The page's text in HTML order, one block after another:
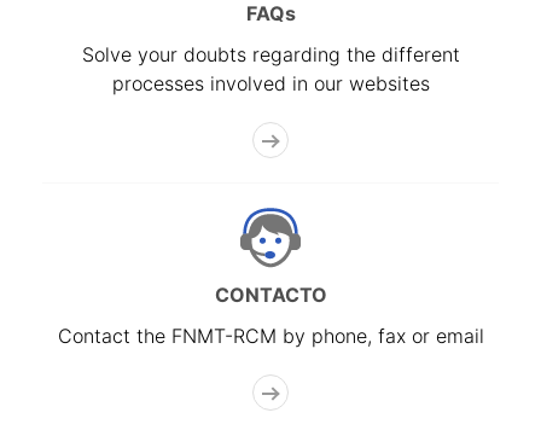
FAQs
Solve your doubts regarding the different
processes involved in our websites
CONTACTO
Contact the FNMT-RCM by phone, fax or email